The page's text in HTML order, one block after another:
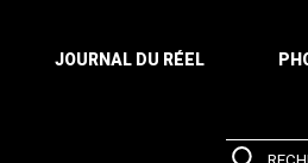
JOURNAL DU RÉEL